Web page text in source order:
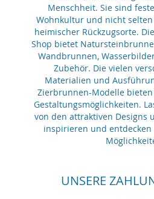
Menschheit. Sie sind
Wohnkultur und nicht
heimischer Rückzugsorte.
Shop bietet
Wandbrunnen,
Zubehör. Die vielen
Materialien und
Zierbrunnen-Modelle
Gestaltungsmöglichkeiten.
von den attraktiven Designs
inspirieren und entdecken
UNSERE